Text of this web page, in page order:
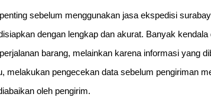
sebelum menggunakan jasa ekspedisi
dengan lengkap dan akurat. Banyak
barang, melainkan karena informasi yang
melakukan pengecekan data sebelum pengiriman
oleh pengirim.